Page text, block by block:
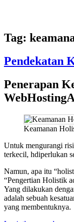
Tag:
Pendekatan
Penerapan
Keamanan
Untuk mengurangi
terkecil, hdiperlukan
Namun, apa itu
“Pengertian Holistik
Yang dilakukan
adalah sebuah
yang membentuknya.